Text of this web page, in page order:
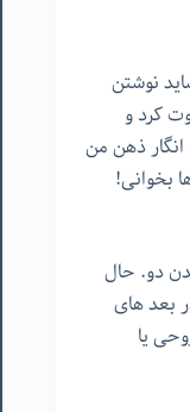
نوشتن
کرد و
ذهن من
بخوانی!
دو. حال
بعد های
یا